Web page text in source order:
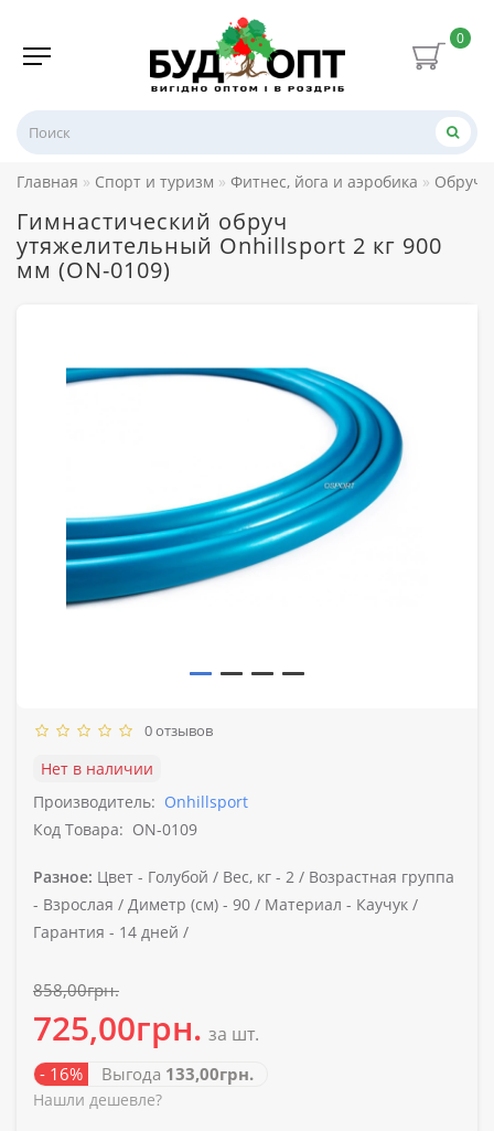
0
Главная Спорт и туризм Фитнес, йога и аэробика Обручи
Гимнастический обруч
утяжелительный Onhillsport 2 кг 900
мм (ON-0109)
0 отзывов
Нет в наличии
Производитель: Onhillsport
Код Товара: ON-0109
Разное: Цвет - Голубой / Вес, кг - 2 / Возрастная группа
- Взрослая / Диметр (см) - 90 / Материал - Каучук /
Гарантия - 14 дней /
858,00грн.
725,00грн. за шт.
- 16% Выгода 133,00грн.
Нашли дешевле?